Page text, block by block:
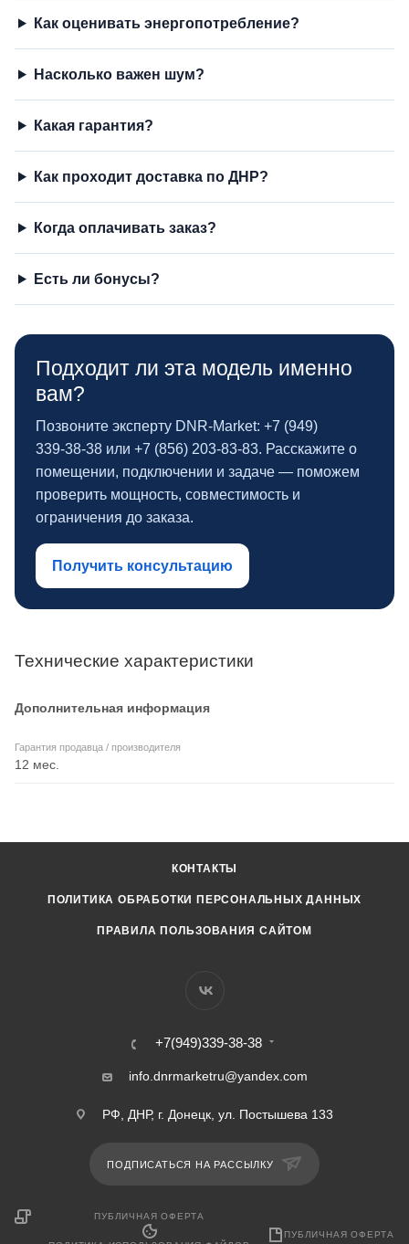
Как оценивать энергопотребление?
Насколько важен шум?
Какая гарантия?
Как проходит доставка по ДНР?
Когда оплачивать заказ?
Есть ли бонусы?
Подходит ли эта модель именно
вам?
Позвоните эксперту DNR‑Market: +7 (949)
339‑38‑38 или +7 (856) 203‑83‑83. Расскажите о
помещении, подключении и задаче — поможем
проверить мощность, совместимость и
ограничения до заказа.
Получить консультацию
Технические характеристики
Дополнительная информация
Гарантия продавца / производителя
12 мес.
КОНТАКТЫ
ПОЛИТИКА ОБРАБОТКИ ПЕРСОНАЛЬНЫХ ДАННЫХ
ПРАВИЛА ПОЛЬЗОВАНИЯ САЙТОМ
+7(949)339-38-38
info.dnrmarketru@yandex.com
РФ, ДНР, г. Донецк, ул. Постышева 133
ПОДПИСАТЬСЯ НА РАССЫЛКУ
ПУБЛИЧНАЯ ОФЕРТА
ПУБЛИЧНАЯ ОФЕРТА